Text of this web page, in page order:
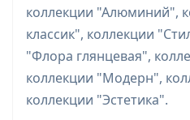
коллекции "Алюминий",
классик", коллекции
"Флора глянцевая",
коллекции "Модерн",
коллекции "Эстетика".